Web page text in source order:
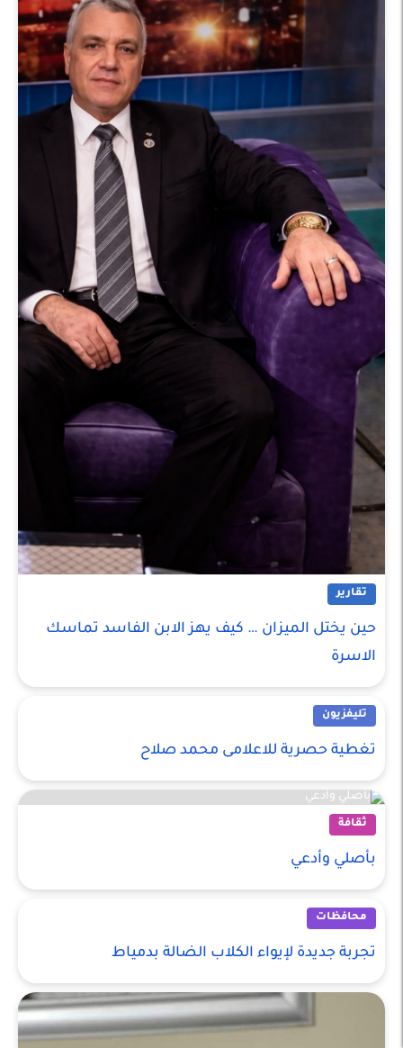
تقارير
حين يختل الميزان … كيف يهز الابن الفاسد تماسك
الاسرة
تليفزيون
تغطية حصرية للاعلامى محمد صلاح
ثقافة
بأصلي وأدعي
محافظات
تجربة جديدة لإيواء الكلاب الضالة بدمياط